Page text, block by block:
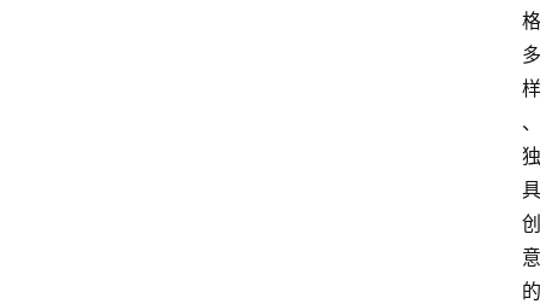
格
多
样
、
独
具
创
意
的